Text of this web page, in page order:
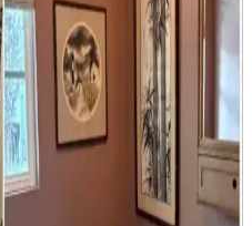
modern ve lüks
Yenileme: Modern
banyoda gerçekleştirilen moody
özel tasarım lavabo ve
bir araya getiriyor.